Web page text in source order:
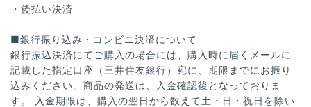
・後払い決済
■銀行振り込み・コンビニ決済について
銀行振込決済にてご購入の場合には、購入時に届くメールに
記載した指定口座（三井住友銀行）宛に、期限までにお振り
込みください。商品の発送は、入金確認後となっておりま
す。 入金期限は、購入の翌日から数えて土・日・祝日を除い